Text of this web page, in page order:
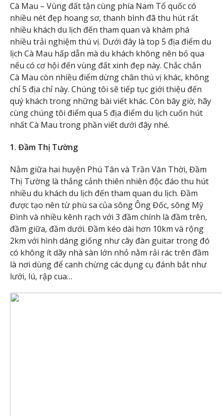
Cà Mau – Vùng đất tận cùng phía Nam Tổ quốc có
nhiều nét đẹp hoang sơ, thanh bình đã thu hút rất
nhiều khách du lịch đến tham quan và khám phá
nhiều trải nghiệm thú vị. Dưới đây là top 5 địa điểm du
lịch Cà Mau hấp dẫn mà du khách không nên bỏ qua
nếu có cơ hội đến vùng đất xinh đẹp này. Chắc chắn
Cà Mau còn nhiều điểm dừng chân thú vị khác, không
chỉ 5 địa chỉ này. Chúng tôi sẽ tiếp tục giới thiệu đến
quý khách trong những bài viết khác. Còn bây giờ, hãy
cùng chúng tôi điểm qua 5 địa điểm du lịch cuốn hút
nhất Cà Mau trong phần viết dưới đây nhé.
1. Đầm Thị Tường
Nằm giữa hai huyện Phú Tân và Trần Văn Thời, Đầm
Thị Tường là thắng cảnh thiên nhiên độc đáo thu hút
nhiều du khách du lịch đến tham quan du lịch. Đầm
được tạo nên từ phù sa của sông Ông Đốc, sông Mỹ
Đình và nhiều kênh rạch với 3 đầm chính là đầm trên,
đầm giữa, đầm dưới. Đầm kéo dài hơn 10km và rộng
2km với hình dáng giống như cây đàn guitar trong đó
có không ít dãy nhà sàn lớn nhỏ nằm rải rác trên đầm
là nơi dùng để canh chừng các dụng cụ đánh bắt như
lưới, lú, rập cua…